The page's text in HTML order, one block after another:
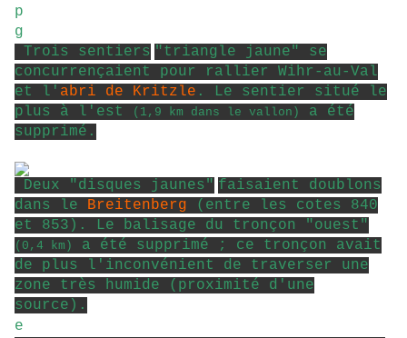
Trois sentiers "triangle jaune"
se
concurrençaient pour rallier Wihr-au-Val
et l' abri de Kritzle . Le sentier situé le
plus à l'est
(1,9 km dans le vallon)
a été
supprimé.
Deux "disques jaunes" faisaient doublons
dans le Breitenberg (entre les cotes 840
et 853). Le balisage du tronçon "ouest"
(0,4 km)
a été supprimé ; ce tronçon avait
de plus l'inconvénient de traverser une
zone très humide (proximité d'une
source).